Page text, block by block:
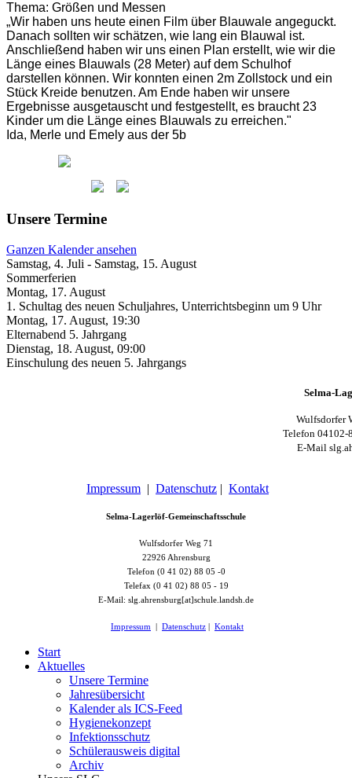
Thema: Größen und Messen
„Wir haben uns heute einen Film über Blauwale angeguckt.
Danach sollten wir schätzen, wie lang ein Blauwal ist.
Anschließend haben wir uns einen Plan erstellt, wie wir die
Länge eines Blauwals (28 Meter) auf dem Schulhof
darstellen können. Wir konnten einen 2m Zollstock und ein
Stück Kreide benutzen. Am Ende haben wir unsere
Ergebnisse ausgetauscht und festgestellt, es braucht 23
Kinder um die Länge eines Blauwals zu erreichen."
Ida, Merle und Emely aus der 5b
Unsere Termine
Ganzen Kalender ansehen
Samstag, 4. Juli - Samstag, 15. August
Sommerferien
Montag, 17. August
1. Schultag des neuen Schuljahres, Unterrichtsbeginn um 9 Uhr
Montag, 17. August, 19:30
Elternabend 5. Jahrgang
Dienstag, 18. August, 09:00
Einschulung des neuen 5. Jahrgangs
Selma-
Wulfsdorfer
Telefon 04102-
E-Mail
Impressum | Datenschutz | Kontakt
Selma-Lagerlöf-Gemeinschaftsschule
Wulfsdorfer Weg 71
22926 Ahrensburg
Telefon (0 41 02) 88 05 -0
Telefax (0 41 02) 88 05 - 19
E-Mail: slg.ahrensburg[at]schule.landsh.de
Impressum Datenschutz Kontakt
Start
Aktuelles
Unsere Termine
Jahresübersicht
Kalender als ICS-Feed
Hygienekonzept
Infektionsschutz
Schülerausweis digital
Archiv